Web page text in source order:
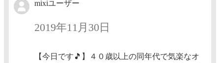
mixiユーザー
2019年11月30日
【今日です🎵】４０歳以上の同年代で気楽なオ